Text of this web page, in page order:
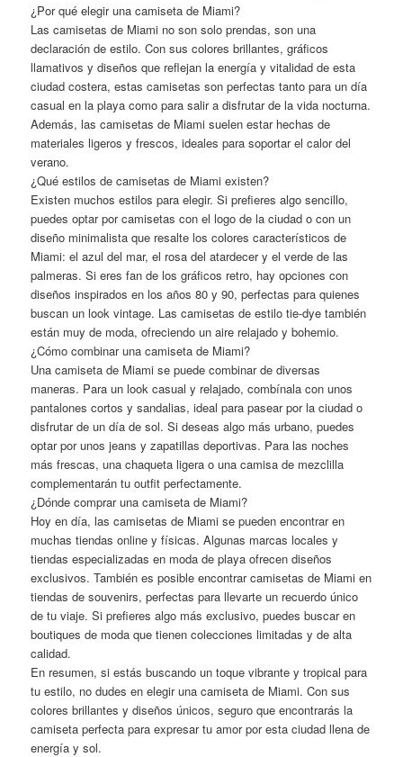
¿Por qué elegir una camiseta de Miami?
Las camisetas de Miami no son solo prendas, son una
declaración de estilo. Con sus colores brillantes, gráficos
llamativos y diseños que reflejan la energía y vitalidad de esta
ciudad costera, estas camisetas son perfectas tanto para un día
casual en la playa como para salir a disfrutar de la vida nocturna.
Además, las camisetas de Miami suelen estar hechas de
materiales ligeros y frescos, ideales para soportar el calor del
verano.
¿Qué estilos de camisetas de Miami existen?
Existen muchos estilos para elegir. Si prefieres algo sencillo,
puedes optar por camisetas con el logo de la ciudad o con un
diseño minimalista que resalte los colores característicos de
Miami: el azul del mar, el rosa del atardecer y el verde de las
palmeras. Si eres fan de los gráficos retro, hay opciones con
diseños inspirados en los años 80 y 90, perfectas para quienes
buscan un look vintage. Las camisetas de estilo tie-dye también
están muy de moda, ofreciendo un aire relajado y bohemio.
¿Cómo combinar una camiseta de Miami?
Una camiseta de Miami se puede combinar de diversas
maneras. Para un look casual y relajado, combínala con unos
pantalones cortos y sandalias, ideal para pasear por la ciudad o
disfrutar de un día de sol. Si deseas algo más urbano, puedes
optar por unos jeans y zapatillas deportivas. Para las noches
más frescas, una chaqueta ligera o una camisa de mezclilla
complementarán tu outfit perfectamente.
¿Dónde comprar una camiseta de Miami?
Hoy en día, las camisetas de Miami se pueden encontrar en
muchas tiendas online y físicas. Algunas marcas locales y
tiendas especializadas en moda de playa ofrecen diseños
exclusivos. También es posible encontrar camisetas de Miami en
tiendas de souvenirs, perfectas para llevarte un recuerdo único
de tu viaje. Si prefieres algo más exclusivo, puedes buscar en
boutiques de moda que tienen colecciones limitadas y de alta
calidad.
En resumen, si estás buscando un toque vibrante y tropical para
tu estilo, no dudes en elegir una camiseta de Miami. Con sus
colores brillantes y diseños únicos, seguro que encontrarás la
camiseta perfecta para expresar tu amor por esta ciudad llena de
energía y sol.